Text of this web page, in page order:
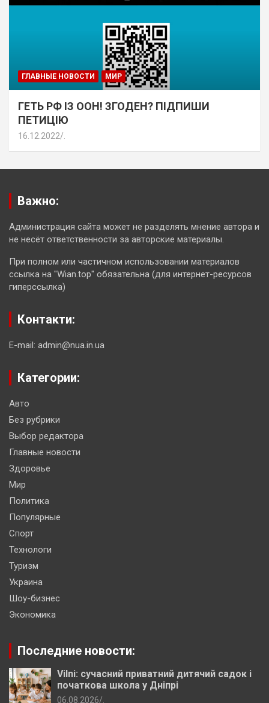
ГЛАВНЫЕ НОВОСТИ МИР
ГЕТЬ РФ ІЗ ООН! ЗГОДЕН? ПІДПИШИ
ПЕТИЦІЮ
16.12.2022
Важно:
Администрация сайта может не разделять мнение автора и
не несёт ответственности за авторские материалы.
При полном или частичном использовании материалов
ссылка на "Wian.top" обязательна (для интернет-ресурсов
гиперссылка)
Контакти:
E-mail: admin@nua.in.ua
Категории:
Авто
Без рубрики
Выбор редактора
Главные новости
Здоровье
Мир
Политика
Популярные
Спорт
Технологи
Туризм
Украина
Шоу-бизнес
Экономика
Последние новости:
Vilni: сучасний приватний дитячий садок і
початкова школа у Дніпрі
06.08.2026